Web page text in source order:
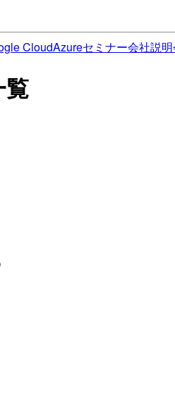
CloudAzureセミナー会社説